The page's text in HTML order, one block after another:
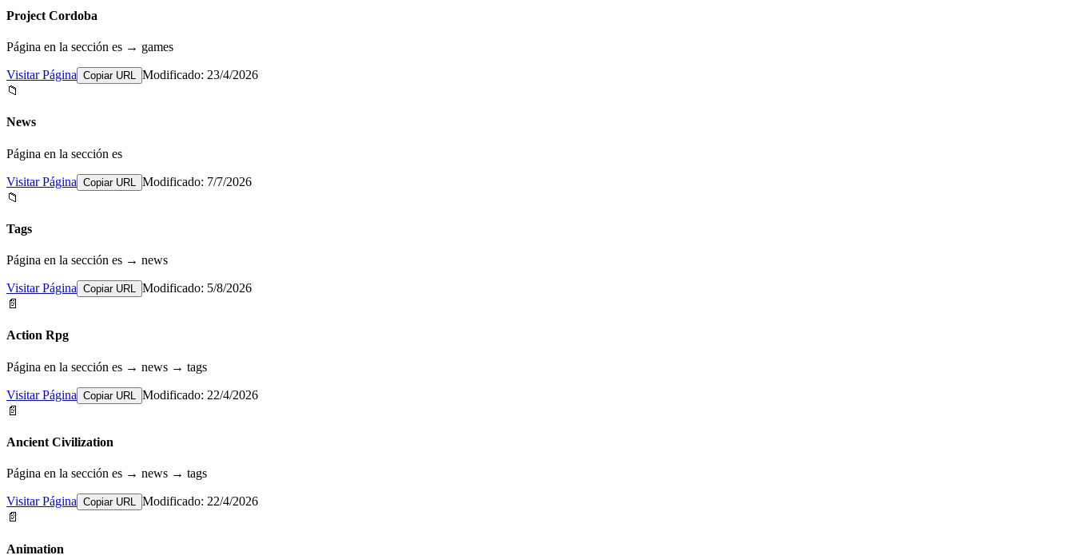
Project Cordoba
Página en la sección es → games
Visitar Página Copiar URL Modificado: 23/4/2026
📁
News
Página en la sección es
Visitar Página Copiar URL
Modificado: 7/7/2026
📁
Tags
Página en la sección es → news
Visitar Página Copiar URL Modificado: 5/8/2026
📄
Action Rpg
Página en la sección es → news → tags
Visitar Página Copiar URL
Modificado: 22/4/2026
📄
Ancient Civilization
Página en la sección es → news → tags
Visitar Página Copiar URL Modificado: 22/4/2026
📄
Animation